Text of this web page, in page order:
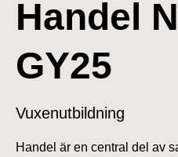
Handel
GY25
Vuxenutbildning
Handel är en central del av